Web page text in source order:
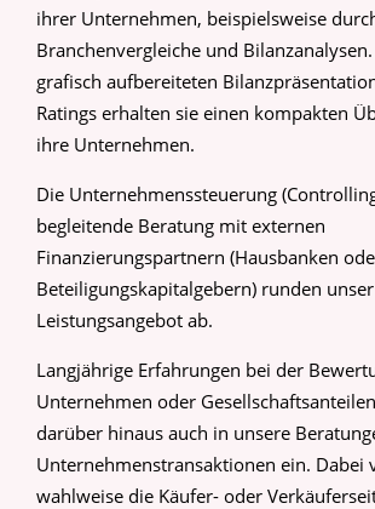
ihrer Unternehmen, beispielsweise
Branchenvergleiche und
grafisch aufbereiteten
Ratings erhalten sie einen kompakten
ihre Unternehmen.
Die Unternehmenssteuerung
begleitende Beratung mit externen
Finanzierungspartnern (Hausbanken
Beteiligungskapitalgebern) runden unser
Leistungsangebot ab.
Langjährige Erfahrungen bei der
Unternehmen oder
darüber hinaus auch in unsere
Unternehmenstransaktionen ein. Dabei
wahlweise die Käufer- oder